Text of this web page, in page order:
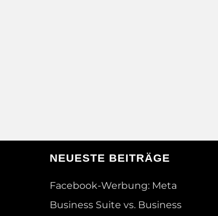
NEUESTE BEITRÄGE
Facebook-Werbung: Meta
Business Suite vs. Business